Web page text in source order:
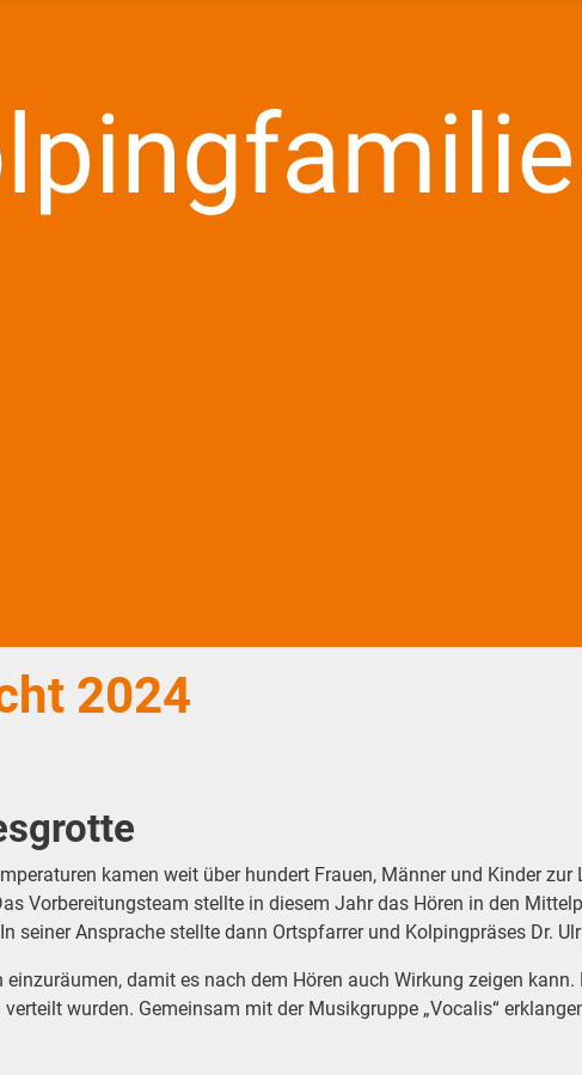
2024
kamen weit über hundert Frauen, Männer und Kinder
Vorbereitungsteam stellte in diesem Jahr das Hören in den
seiner Ansprache stellte dann Ortspfarrer und Kolpingpräses Dr.
damit es nach dem Hören auch Wirkung zeigen
wurden. Gemeinsam mit der Musikgruppe „Vocalis“